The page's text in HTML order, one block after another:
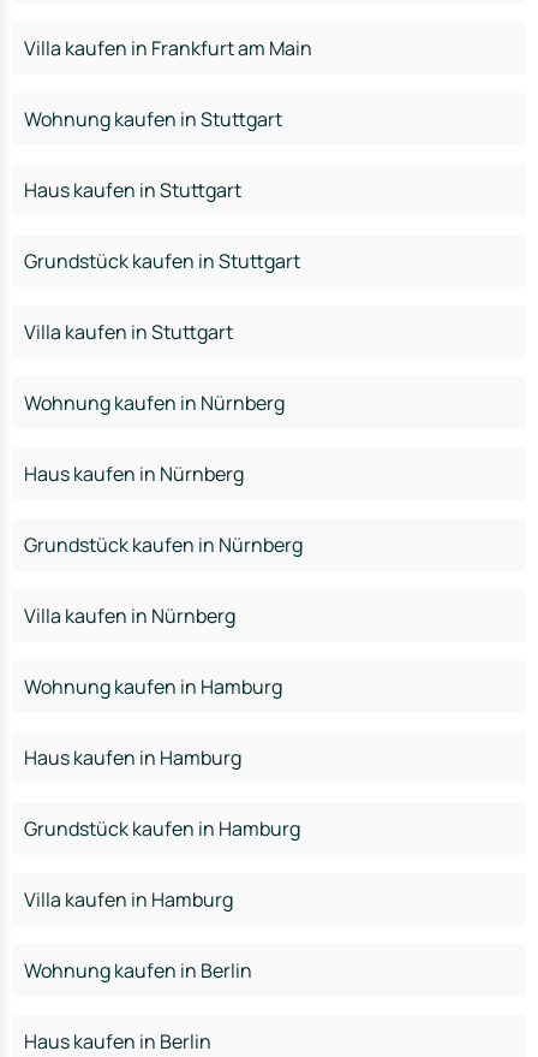
Villa kaufen in Frankfurt am Main
Wohnung kaufen in Stuttgart
Haus kaufen in Stuttgart
Grundstück kaufen in Stuttgart
Villa kaufen in Stuttgart
Wohnung kaufen in Nürnberg
Haus kaufen in Nürnberg
Grundstück kaufen in Nürnberg
Villa kaufen in Nürnberg
Wohnung kaufen in Hamburg
Haus kaufen in Hamburg
Grundstück kaufen in Hamburg
Villa kaufen in Hamburg
Wohnung kaufen in Berlin
Haus kaufen in Berlin